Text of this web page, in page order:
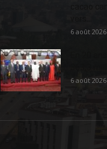
6 août 2026
6 août 2026